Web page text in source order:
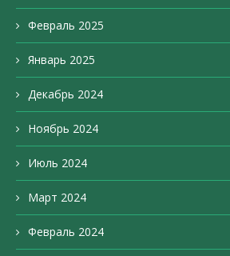
Февраль 2025
Январь 2025
Декабрь 2024
Ноябрь 2024
Июль 2024
Март 2024
Февраль 2024